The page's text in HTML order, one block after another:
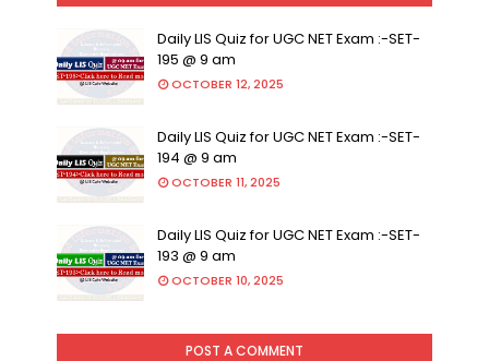
Daily LIS Quiz for UGC NET Exam :-SET-
195 @ 9 am
OCTOBER 12, 2025
Daily LIS Quiz for UGC NET Exam :-SET-
194 @ 9 am
OCTOBER 11, 2025
Daily LIS Quiz for UGC NET Exam :-SET-
193 @ 9 am
OCTOBER 10, 2025
POST A COMMENT